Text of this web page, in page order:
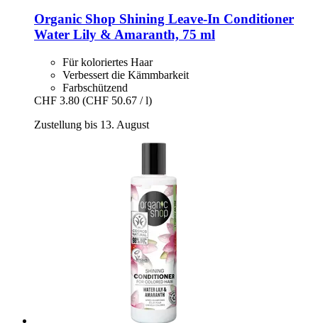
Organic Shop Shining Leave-​In Conditioner
Water Lily & Amaranth, 75 ml
Für koloriertes Haar
Verbessert die Kämmbarkeit
Farbschützend
CHF 3.80 (CHF 50.67 / l)
Zustellung bis 13. August